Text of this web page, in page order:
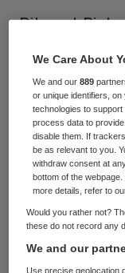
Dit zegt
stichting
essay inSkipr
heel nieuwe
waarbij e-
bestaande
als één van
van
We Care About
We and our889
or unique identifiers,
technologies to
process data to
disable them. If
be as relevant to you.
withdraw consent at
bottom of the
more details, refer to
Would you rather not?
these do not record any
We and our
Use precise geolocation